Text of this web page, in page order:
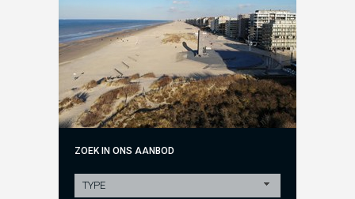
ZOEK IN ONS AANBOD
TYPE